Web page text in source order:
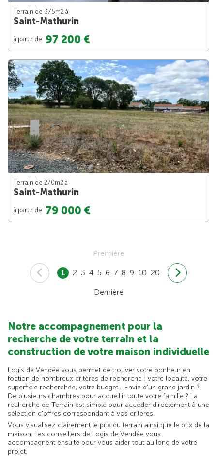
Terrain de 375m2 à
Saint-Mathurin
à partir de 97 200 €
Terrain de 270m2 à
Saint-Mathurin
à partir de 79 000 €
Première
1 2 3 4 5 6 7 8 9 10 20
Dernière
Notre accompagnement pour la
recherche de votre terrain et la
construction de votre maison individuelle
Logis de Vendée vous permet de trouver votre bonheur en
foction de nombreux critères de recherche : votre localité, votre
superficie recherchée, votre budget... Envie d'un grand jardin ?
De plusieurs chambres pour accueillir toute votre famille ? La
recherche de Terrain est simple pour accéder directement à une
sélection d'offres correspondant à vos critères.
Vous visualisez clairement le prix du terrain ainsi que le prix de la
maison. Les conseillers de Logis de Vendée vous
accompagnent ensuite pour vous aider tout au long de votre
projet.